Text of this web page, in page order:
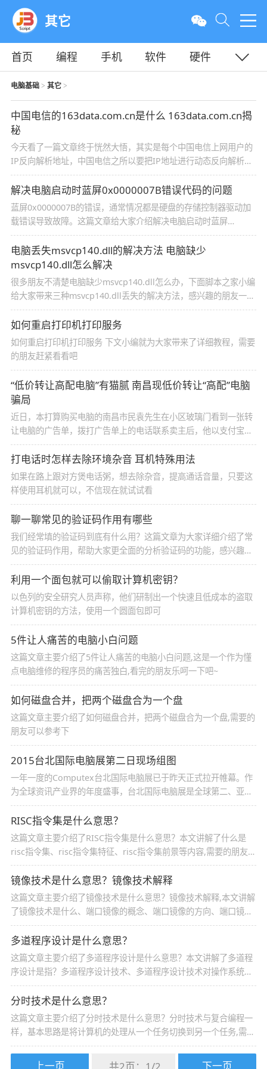
其它
首页 编程 手机 软件
硬件
教程
平面
电脑基础> 其它>
中国电信的163data.com.cn是什么 163data.com.cn揭
秘
今天看了一篇文章终于恍然大悟，其实是每个中国电信上网用户的
IP反向解析地址，中国电信之所以要把IP地址进行动态反向解析，
主要是为了防止垃圾邮件，减少黑客攻击等等
解决电脑启动时蓝屏0x0000007B错误代码的问题
蓝屏0x0000007B的错误，通常情况都是硬盘的存储控制器驱动加
载错误导致故障。这篇文章给大家介绍解决电脑启动时蓝屏
0x0000007B错误代码的问题，需要的朋友参考下
电脑丢失msvcp140.dll的解决方法 电脑缺少
msvcp140.dll怎么解决
很多朋友不清楚电脑缺少msvcp140.dll怎么办，下面脚本之家小编
给大家带来三种msvcp140.dll丢失的解决方法，感兴趣的朋友一起
看看吧
如何重启打印机打印服务
如何重启打印机打印服务 下文小编就为大家带来了详细教程，需要
的朋友赶紧看看吧
“低价转让高配电脑”有猫腻 南昌现低价转让“高配”电脑
骗局
近日，本打算购买电脑的南昌市民袁先生在小区玻璃门看到一张转
让电脑的广告单，拨打广告单上的电话联系卖主后，他以支付宝转
账的方式，花2200元买到了一台“高配”电脑。
打电话时怎样去除环境杂音 耳机特殊用法
如果在路上跟对方煲电话粥，想去除杂音，提高通话音量，只要这
样使用耳机就可以，不信现在就试试看
聊一聊常见的验证码作用有哪些
我们经常填的验证码到底有什么用？这篇文章为大家详细介绍了常
见的验证码作用，帮助大家更全面的分析验证码的功能，感兴趣的
小伙伴们可以参考一下
利用一个面包就可以偷取计算机密钥？
以色列的安全研究人员声称，他们研制出一个快速且低成本的盗取
计算机密钥的方法，使用一个圆面包即可
5件让人痛苦的电脑小白问题
这篇文章主要介绍了5件让人痛苦的电脑小白问题,这是一个作为懂
点电脑维修的程序员的痛苦独白,看完的朋友乐呵一下吧~
如何磁盘合并，把两个磁盘合为一个盘
这篇文章主要介绍了如何磁盘合并，把两个磁盘合为一个盘,需要的
朋友可以参考下
2015台北国际电脑展第二日现场组图
一年一度的Computex台北国际电脑展已于昨天正式拉开帷幕。作
为全球资讯产业界的年度盛事，台北国际电脑展是全球第二、亚洲
最大的国际电脑展， 因此每年都吸引着来自全球150多个国家及地
区的上千个厂商出席
RISC指令集是什么意思？
这篇文章主要介绍了RISC指令集是什么意思？本文讲解了什么是
risc指令集、risc指令集特征、risc指令集前景等内容,需要的朋友可
以参考下
镜像技术是什么意思？镜像技术解释
这篇文章主要介绍了镜像技术是什么意思？镜像技术解释,本文讲解
了镜像技术是什么、端口镜像的概念、端口镜像的方向、端口镜像
的分类、端口镜像的实现方式等内容,需要的朋友可以参考下
多道程序设计是什么意思？
这篇文章主要介绍了多道程序设计是什么意思？本文讲解了多道程
序设计是指？多道程序设计技术、多道程序设计技术对操作系统的
形成起到的作用等内容,需要的朋友可以参考下
分时技术是什么意思？
这篇文章主要介绍了分时技术是什么意思？分时技术与复合编程一
样，基本思路是将计算机的处理从一个任务切换到另一个任务,需要
的朋友可以参考下
上一页 下一页